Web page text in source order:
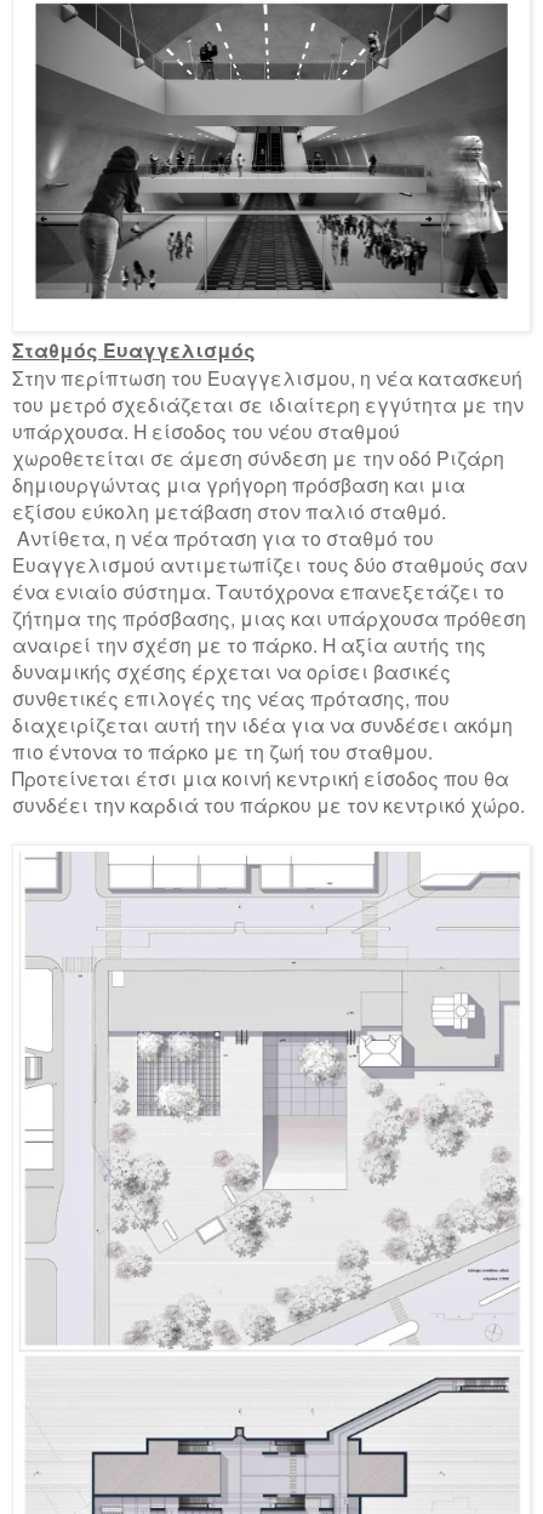
Σταθμός Ευαγγελισμός
Στην περίπτωση του Ευαγγελισμου, η νέα κατασκευή
του μετρό σχεδιάζεται σε ιδιαίτερη εγγύτητα με την
υπάρχουσα. Η είσοδος του νέου σταθμού
χωροθετείται σε άμεση σύνδεση με την οδό Ριζάρη
δημιουργώντας μια γρήγορη πρόσβαση και μια
εξίσου εύκολη μετάβαση στον παλιό σταθμό.
Αντίθετα, η νέα πρόταση για το σταθμό του
Ευαγγελισμού αντιμετωπίζει τους δύο σταθμούς σαν
ένα ενιαίο σύστημα. Ταυτόχρονα επανεξετάζει το
ζήτημα της πρόσβασης, μιας και υπάρχουσα πρόθεση
αναιρεί την σχέση με το πάρκο. Η αξία αυτής της
δυναμικής σχέσης έρχεται να ορίσει βασικές
συνθετικές επιλογές της νέας πρότασης, που
διαχειρίζεται αυτή την ιδέα για να συνδέσει ακόμη
πιο έντονα το πάρκο με τη ζωή του σταθμου.
Προτείνεται έτσι μια κοινή κεντρική είσοδος που θα
συνδέει την καρδιά του πάρκου με τον κεντρικό χώρο.